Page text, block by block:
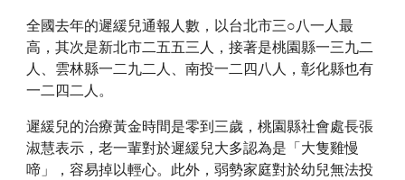
全國去年的遲緩兒通報人數，以台北市三○八一人最
高，其次是新北市二五五三人，接著是桃園縣一三九二
人、雲林縣一二九二人、南投一二四八人，彰化縣也有
一二四二人。
遲緩兒的治療黃金時間是零到三歲，桃園縣社會處長張
淑慧表示，老一輩對於遲緩兒大多認為是「大隻雞慢
啼」，容易掉以輕心。此外，弱勢家庭對於幼兒無法投